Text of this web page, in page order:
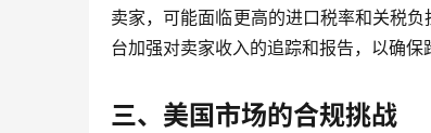
卖家，可能面临更高的进口税率和关税
台加强对卖家收入的追踪和报告，以确保
三、美国市场的合规挑战